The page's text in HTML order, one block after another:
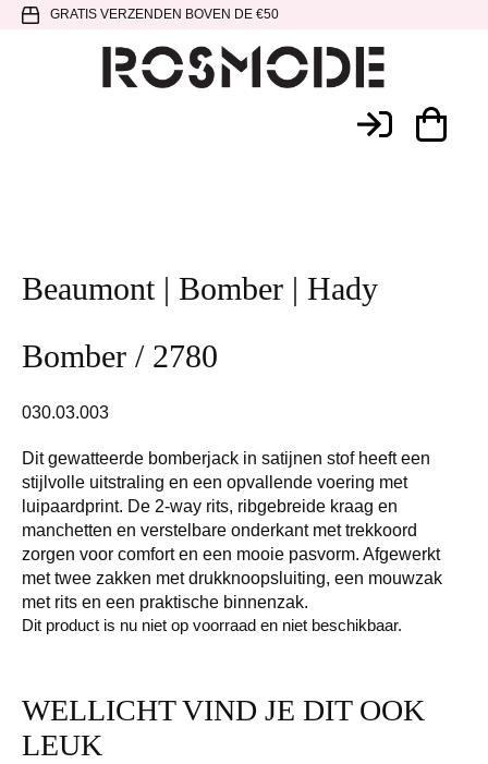
Spring
hoofdnavigatie
Door
SpringGRATIS VERZENDEN BOVEN DE €50
Beaumont | Bomber | Hady
Bomber / 2780
030.03.003
Dit gewatteerde bomberjack in satijnen stof heeft een
stijlvolle uitstraling en een opvallende voering met
luipaardprint. De 2-way rits, ribgebreide kraag en
manchetten en verstelbare onderkant met trekkoord
zorgen voor comfort en een mooie pasvorm. Afgewerkt
met twee zakken met drukknoopsluiting, een mouwzak
met rits en een praktische binnenzak.
Dit product is nu niet op voorraad en niet beschikbaar.
WELLICHT VIND JE DIT OOK
LEUK